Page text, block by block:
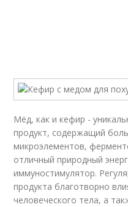
Мёд, как и кефир -
продукт, содержащий
микроэлементов,
отличный природный
иммуностимулятор.
продукта благотворно
человеческого тела, а